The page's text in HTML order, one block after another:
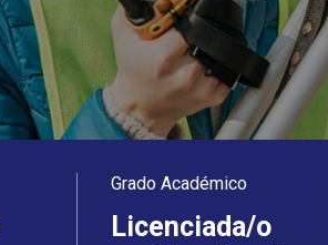
Grado Académico
Licenciada/o